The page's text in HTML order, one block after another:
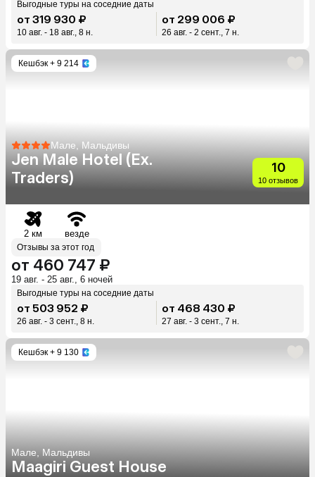
Выгодные туры на соседние даты
от 319 930 ₽
10 авг. - 18 авг., 8 н.
от 299 006 ₽
26 авг. - 2 сент., 7 н.
Кешбэк + 9 214
Мале, Мальдивы
Jen Male Hotel (Ex.
Traders)
10
10 отзывов
2 км везде
Отзывы за этот год
от 460 747 ₽
19 авг. - 25 авг., 6 ночей
Выгодные туры на соседние даты
от 503 952 ₽
26 авг. - 3 сент., 8 н.
от 468 430 ₽
27 авг. - 3 сент., 7 н.
Кешбэк + 9 130
Мале, Мальдивы
Maagiri Guest House